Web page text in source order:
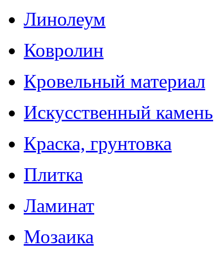
Линолеум
Ковролин
Кровельный материал
Искусственный камень
Краска, грунтовка
Плитка
Ламинат
Мозаика